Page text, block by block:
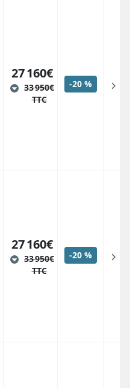
27 160€
33 950€
TTC
-20 %
27 160€
33 950€
TTC
-20 %